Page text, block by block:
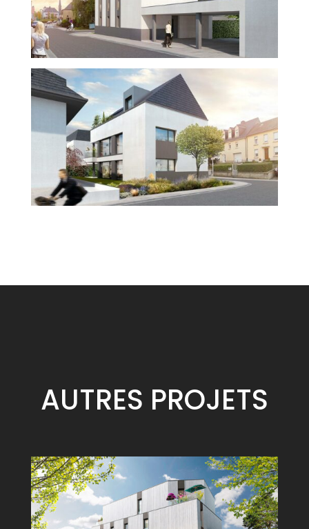
AUTRES PROJETS